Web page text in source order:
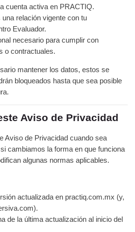
cuenta activa en PRACTIQ.
relación vigente con tu
Evaluador.
necesario para cumplir con
o contractuales.
mantener los datos, estos se
bloqueados hasta que sea posible
Aviso de Privacidad
Aviso de Privacidad cuando sea
cambiamos la forma en que funciona
algunas normas aplicables.
actualizada en practiq.com.mx (y,
de la última actualización al inicio del